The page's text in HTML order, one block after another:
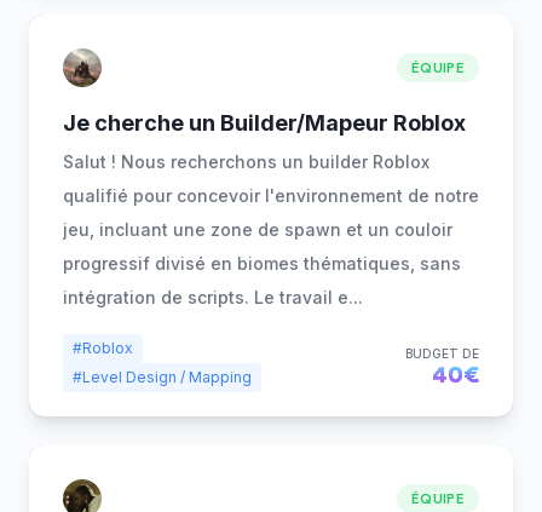
ÉQUIPE
Je cherche un Builder/Mapeur Roblox
Salut ! Nous recherchons un builder Roblox
qualifié pour concevoir l'environnement de notre
jeu, incluant une zone de spawn et un couloir
progressif divisé en biomes thématiques, sans
intégration de scripts. Le travail e...
#Roblox
#Level Design / Mapping
BUDGET DE
40€
ÉQUIPE